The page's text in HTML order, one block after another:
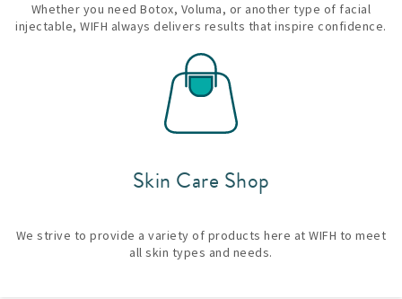
Whether you need Botox, Voluma, or another type of facial
injectable, WIFH always delivers results that inspire confidence.
Skin Care Shop
We strive to provide a variety of products here at WIFH to meet
all skin types and needs.